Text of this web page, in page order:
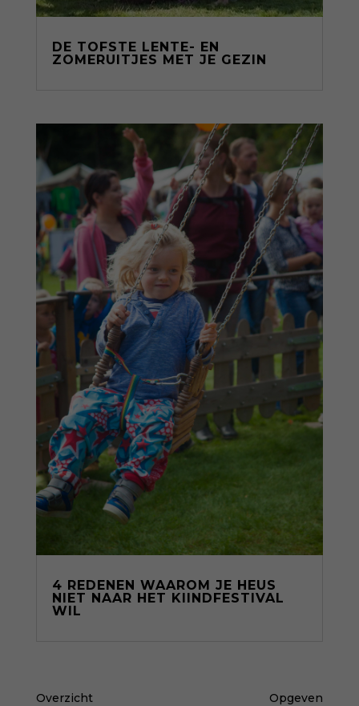
DE TOFSTE LENTE- EN
ZOMERUITJES MET JE GEZIN
4 REDENEN WAAROM JE HEUS
NIET NAAR HET KIINDFESTIVAL
WIL
Overzicht Opgeven